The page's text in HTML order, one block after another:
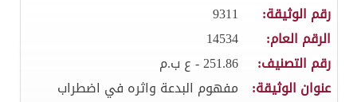
رقم الوثيقة:
9311
الرقم العام:
14534
رقم التصنيف:
251.86 - ع ب.م
عنوان الوثيقة:
مفهوم البدعة واثره في اضطراب